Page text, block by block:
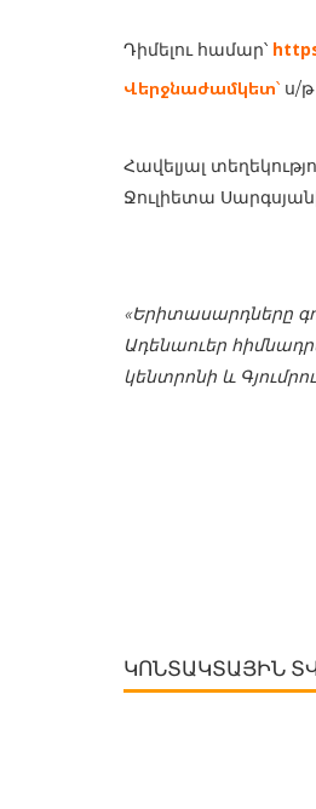
Դիմելու համար՝
Վերջնաժամկետ՝ ս/թ
Հավելյալ
Ջուլիետա
«Երիտասարդները
Ադենաուեր
կենտրոնի և
ԿՈՆՏԱԿՏԱՅԻՆ